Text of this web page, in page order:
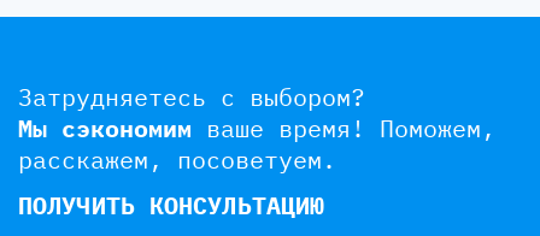
Затрудняетесь с выбором?
Мы сэкономим ваше время! Поможем,
расскажем, посоветуем.
ПОЛУЧИТЬ КОНСУЛЬТАЦИЮ